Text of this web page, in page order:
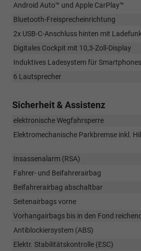
Android Auto™ und Apple CarPlay™
Bluetooth-Freisprecheinrichtung
2x USB-C-Anschluss hinten mit
Digitales Cockpit mit 10,3-Zoll-Display
Induktives Ladesystem für Smartphones
6 Lautsprecher
Sicherheit & Assistenz
elektronische Wegfahrsperre
Elektromechanische Parkbremse inkl.
Insassenalarm (RSA)
Fahrer- und Beifahrerairbag
Beifahrerairbag abschaltbar
Seitenairbags vorne
Vorhangairbags bis in den Fond reichend
Antiblockiersystem (ABS)
Elektr. Stabilitätskontrolle (ESC)